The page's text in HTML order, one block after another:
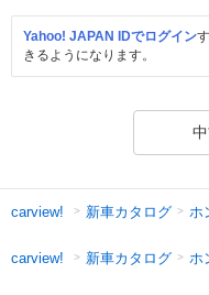
Yahoo! JAPAN IDでログイン
きるようになります。
carview! 新車カタログ ホ
carview! 新車カタログ ホ